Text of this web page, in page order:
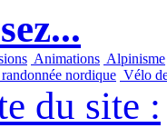
Animations Alpinisme
nordique Vélo
du site :